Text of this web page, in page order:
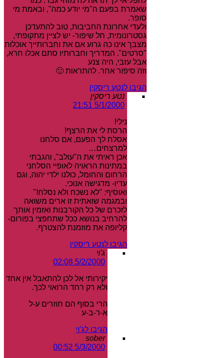
שאמרת בפעם ה"מי יודע כמה", ובאמת מי
סופר.
ולעדי אחרונת החביבות, טוב להתעדכן
גסטרונומית, חל שיפור- יש לציין מתקופתי,
מצבך אינו כה גרוע אם את וחברותייך אוכלות
"סרטים". המדריך וחברותיו סתם אכלו חרא,
אבל עזבי, היה צנע
וזה סיפור אחר. להתראות 🙂
הגיבו לנטע ריסקין
נטע ריסקין
5/1/2000 21:51
נילי!
הרסת לי את הרצף!
אסלח לך הפעם, אם סלחנו
למרצחים…
אכן ראיתי את ה"עולב", והגבתי
במתינות הראויה לאופיי הסלחני
הרחום והחומל, כולנו ילדי יהוה, וגם
עדיו- מדגישה אנוכי.
ואוסיף: "לא נשכח ולא נסלח!"
ובמגמה שואתית זו ארים משואה
לזכרם של כל הקורבנות ואזמין אותך
להרחיב בנושא ככל שתחפצי בפורום-
קליופה את מוזמנת להצטרף.
הגיבו לנטע ריסקין
ג'וי
5/2/2000 02:08
יקירותי אל לכן להתאבל אין אחד
ולא רק רחד הרואוי לכך.
הרי בסוף הם חוזרים ע-ל
א-ר-ב-ע
הגיבו לג'וי
sober
5/3/2000 00:52